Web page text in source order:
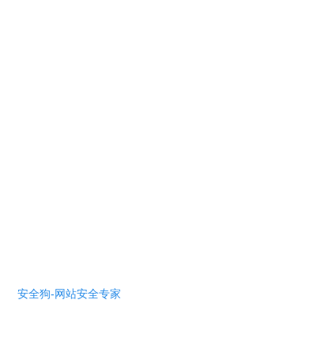
安全狗-网站安全专家